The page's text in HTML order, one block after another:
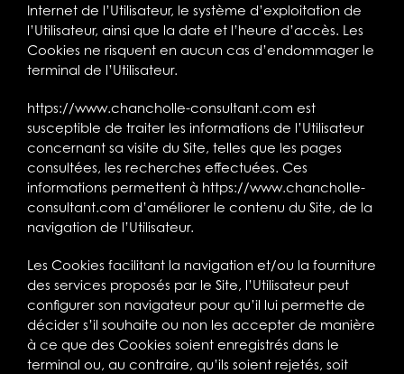
Internet de l’Utilisateur, le système d’exploitation de
l’Utilisateur, ainsi que la date et l’heure d’accès. Les
Cookies ne risquent en aucun cas d’endommager le
terminal de l’Utilisateur.
https://www.chancholle-consultant.com est
susceptible de traiter les informations de l’Utilisateur
concernant sa visite du Site, telles que les pages
consultées, les recherches effectuées. Ces
informations permettent à https://www.chancholle-
consultant.com d’améliorer le contenu du Site, de la
navigation de l’Utilisateur.
Les Cookies facilitant la navigation et/ou la fourniture
des services proposés par le Site, l’Utilisateur peut
configurer son navigateur pour qu’il lui permette de
décider s’il souhaite ou non les accepter de manière
à ce que des Cookies soient enregistrés dans le
terminal ou, au contraire, qu’ils soient rejetés, soit